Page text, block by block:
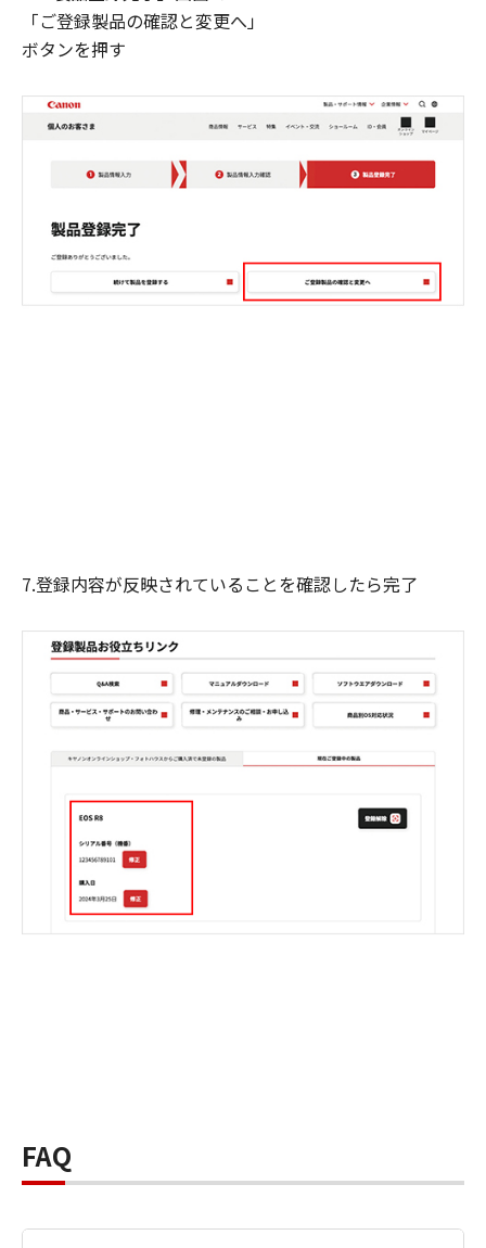
「ご登録製品の確認と変更へ」
ボタンを押す
7.登録内容が反映されていることを確認したら完了
FAQ